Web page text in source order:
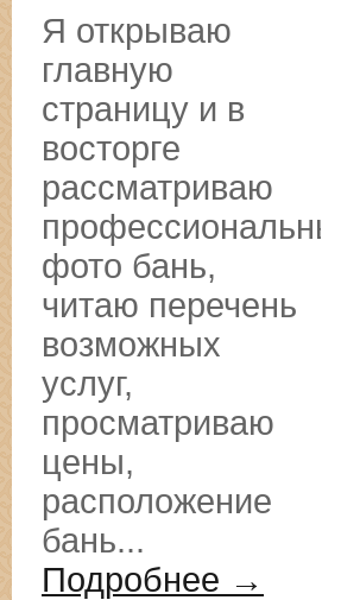
Я открываю
главную
страницу и в
восторге
рассматриваю
профессиональные
фото бань,
читаю перечень
возможных
услуг,
просматриваю
цены,
расположение
бань...
Подробнее →